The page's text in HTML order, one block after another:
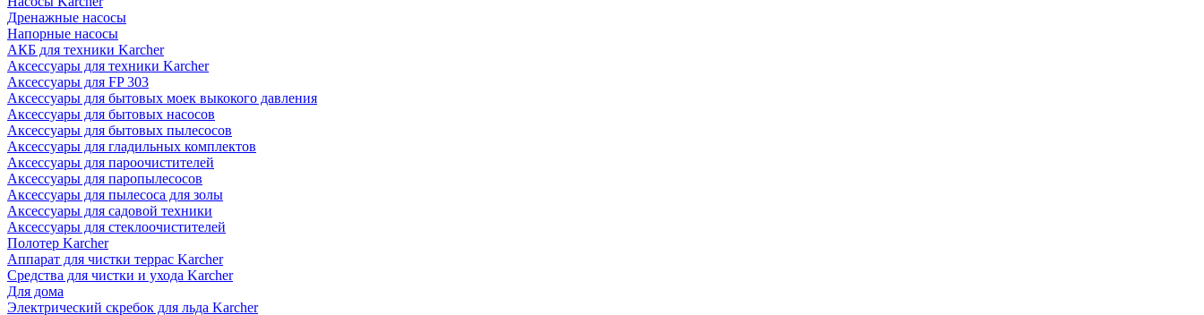
Дренажные насосы
Напорные насосы
АКБ для техники Karcher
Аксессуары для техники Karcher
Аксессуары для FP 303
Аксессуары для бытовых моек выкокого давления
Аксессуары для бытовых насосов
Аксессуары для бытовых пылесосов
Аксессуары для гладильных комплектов
Аксессуары для пароочистителей
Аксессуары для паропылесосов
Аксессуары для пылесоса для золы
Аксессуары для садовой техники
Аксессуары для стеклоочистителей
Полотер Karcher
Аппарат для чистки террас Karcher
Средства для чистки и ухода Karcher
Для дома
Электрический скребок для льда Karcher